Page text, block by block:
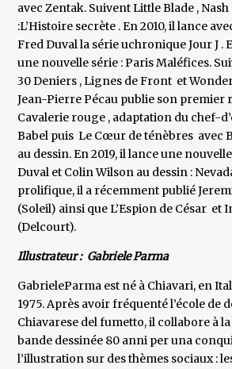
avec Zentak. Suivent Little Blade ,
:L’Histoire secrète . En 2010, il lance
Fred Duval la série uchronique Jour J .
une nouvelle série : Paris Maléfices.
30 Deniers , Lignes de Front et
Jean-Pierre Pécau publie son premier
Cavalerie rouge , adaptation du chef-
Babel puis Le Cœur de ténèbres avec
au dessin. En 2019, il lance une
Duval et Colin Wilson au dessin :
prolifique, il a récemment publié
(Soleil) ainsi que L’Espion de César et
(Delcourt).
Illustrateur : Gabriele Parma
GabrieleParma est né à Chiavari, en
1975. Après avoir fréquenté l’école de
Chiavarese del fumetto, il collabore à
bande dessinée 80 anni per una
l’illustration sur des thèmes sociaux :